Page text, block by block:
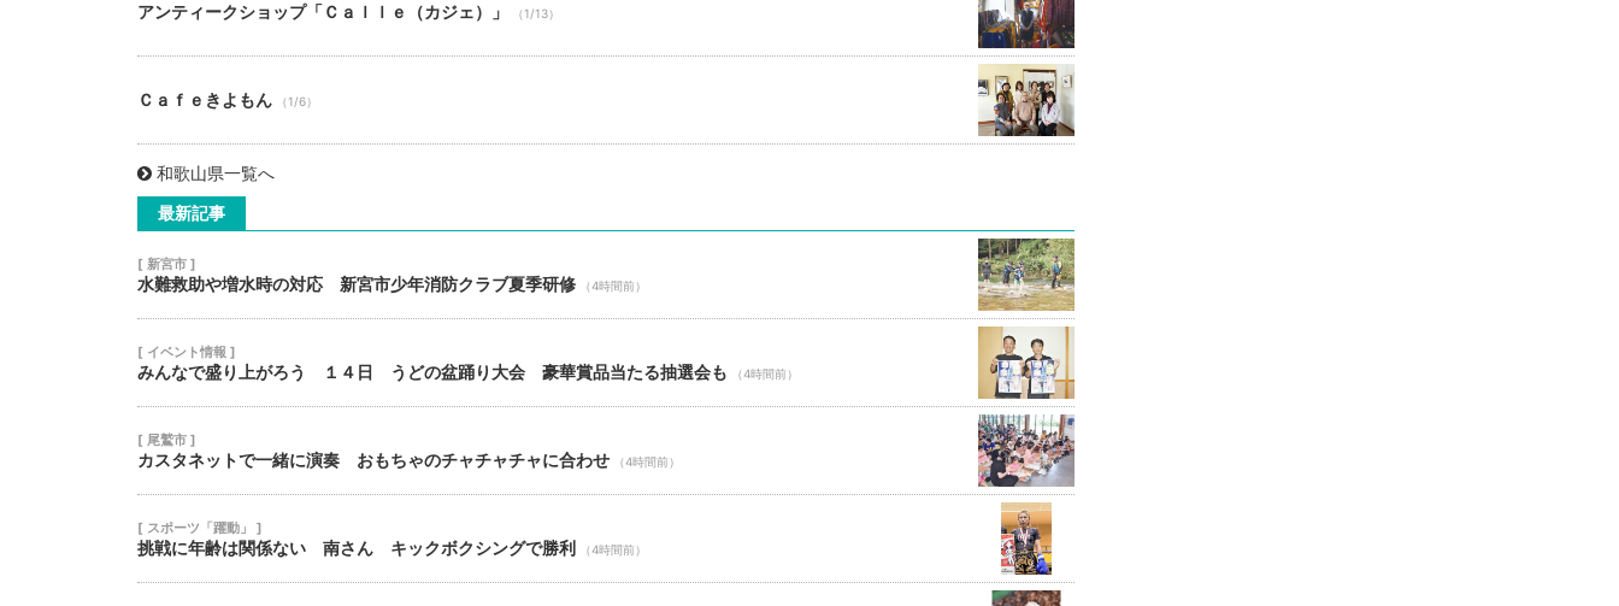
アンティークショップ「Ｃａｌｌｅ（カジェ）」 （1/13）
Ｃａｆｅきよもん （1/6）
和歌山県一覧へ
最新記事
[ 新宮市 ]
水難救助や増水時の対応 新宮市少年消防クラブ夏季研修 （4時間前）
[ イベント情報 ]
みんなで盛り上がろう １４日 うどの盆踊り大会 豪華賞品当たる抽選会も （4時間前）
[ 尾鷲市 ]
カスタネットで一緒に演奏 おもちゃのチャチャチャに合わせ （4時間前）
[ スポーツ「躍動」 ]
挑戦に年齢は関係ない 南さん キックボクシングで勝利 （4時間前）